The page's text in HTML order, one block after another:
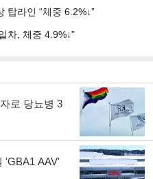
탑라인 “체중 6.2%↓”
차, 체중 4.9%↓”
로 당뇨병 3
'GBA1 AAV'